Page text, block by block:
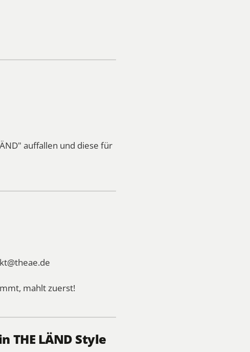
auffallen und diese für
mahlt zuerst!
THE LÄND Style